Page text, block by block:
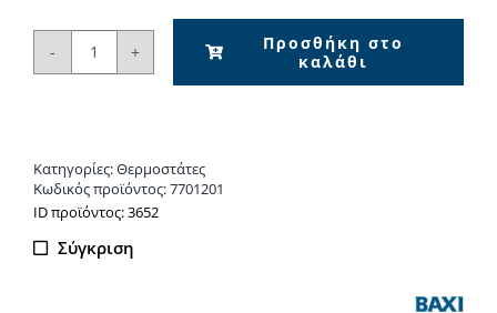
BAXI
ποσότητα
Προσθήκη στο
καλάθι
Κατηγορίες:Θερμοστάτες
Κωδικός προϊόντος:7701201
ΙD προϊόντος: 3652
Σύγκριση